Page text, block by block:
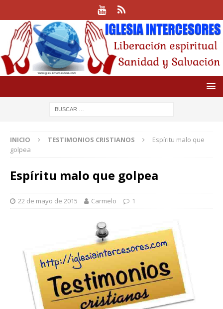
INICIO TESTIMONIOS CRISTIANOS
Espíritu malo que
golpea
Espíritu malo que golpea
22 de mayo de 2015 Carmelo 1